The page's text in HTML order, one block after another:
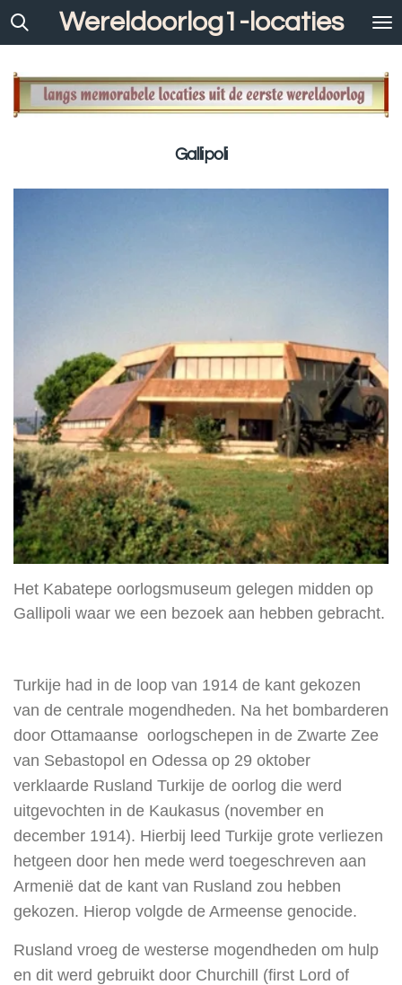
Ga
de
hoofdinhoud
Wereldoorlog1-locaties
Gallipoli
Het Kabatepe oorlogsmuseum gelegen midden op
Gallipoli waar we een bezoek aan hebben gebracht.
Turkije had in de loop van 1914 de kant gekozen
van de centrale mogendheden. Na het bombarderen
door Ottamaanse oorlogschepen in de Zwarte Zee
van Sebastopol en Odessa op 29 oktober
verklaarde Rusland Turkije de oorlog die werd
uitgevochten in de Kaukasus (november en
december 1914). Hierbij leed Turkije grote verliezen
hetgeen door hen mede werd toegeschreven aan
Armenië dat de kant van Rusland zou hebben
gekozen. Hierop volgde de Armeense genocide.
Rusland vroeg de westerse mogendheden om hulp
en dit werd gebruikt door Churchill (first Lord of